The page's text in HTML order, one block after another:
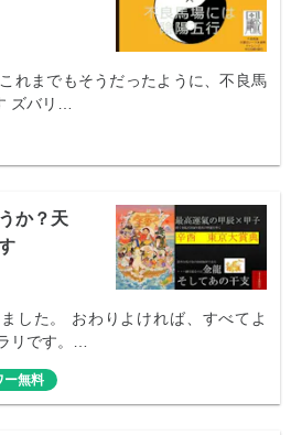
れまでもそうだったように、不良馬
ズバリ…
か？天
した。 おわりよければ、すべてよ
リです。…
ー無料